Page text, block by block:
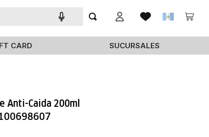
CARD SUCURSALES
Anti-Caida 200ml